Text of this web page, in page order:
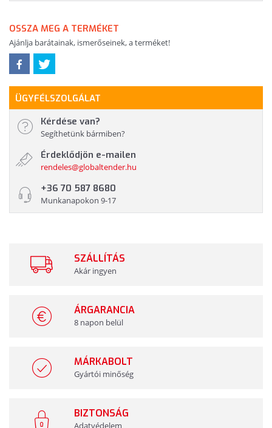
OSSZA MEG A TERMÉKET
Ajánlja barátainak, ismerőseinek, a terméket!
ÜGYFÉLSZOLGÁLAT
Kérdése van?
Segíthetünk bármiben?
Érdeklődjön e-mailen
rendeles@globaltender.hu
+36 70 587 8680
Munkanapokon 9-17
SZÁLLÍTÁS
Akár ingyen
ÁRGARANCIA
8 napon belül
MÁRKABOLT
Gyártói minőség
BIZTONSÁG